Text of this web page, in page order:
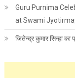
Guru Purnima
at Swami
जितेन्द्र कुमार सिन्हा